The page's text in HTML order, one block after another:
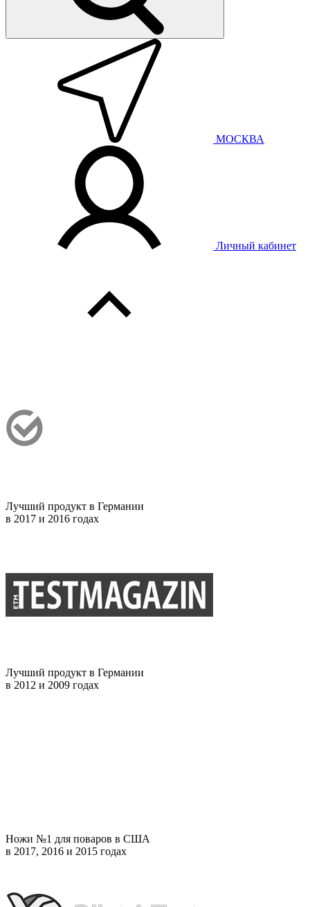
МОСКВА
Личный кабинет
Лучший продукт в Германии
в 2017 и 2016 годах
Лучший продукт в Германии
в 2012 и 2009 годах
Ножи №1 для поваров в США
в 2017, 2016 и 2015 годах